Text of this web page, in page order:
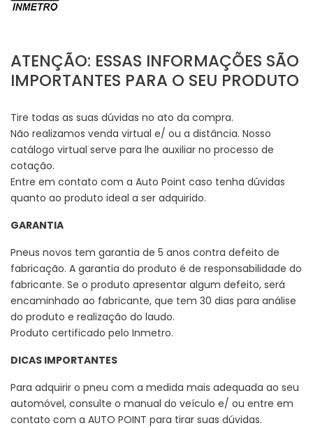
ATENÇÃO: ESSAS INFORMAÇÕES SÃO
IMPORTANTES PARA O SEU PRODUTO
Tire todas as suas dúvidas no ato da compra.
Não realizamos venda virtual e/ ou a distância. Nosso
catálogo virtual serve para lhe auxiliar no processo de
cotação.
Entre em contato com a Auto Point caso tenha dúvidas
quanto ao produto ideal a ser adquirido.
GARANTIA
Pneus novos tem garantia de 5 anos contra defeito de
fabricação. A garantia do produto é de responsabilidade do
fabricante. Se o produto apresentar algum defeito, será
encaminhado ao fabricante, que tem 30 dias para análise
do produto e realização do laudo.
Produto certificado pelo Inmetro.
DICAS IMPORTANTES
Para adquirir o pneu com a medida mais adequada ao seu
automóvel, consulte o manual do veículo e/ ou entre em
contato com a AUTO POINT para tirar suas dúvidas.